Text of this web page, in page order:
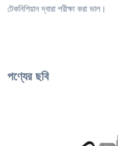
টেকনিশিয়ান দ্বারা পরীক্ষা করা ভাল।
পণ্যের ছবি